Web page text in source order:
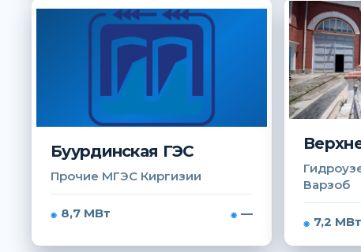
Буурдинская ГЭС
Прочие МГЭС Киргизии
8,7 МВт —
Варзоб
7,2 МВт